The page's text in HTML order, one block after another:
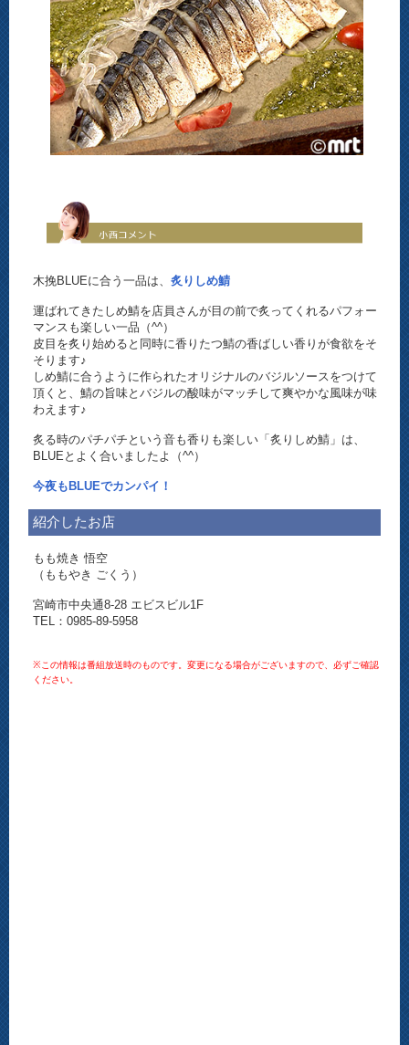
木挽BLUEに合う一品は、炙りしめ鯖
運ばれてきたしめ鯖を店員さんが目の前で炙ってくれるパフォー
マンスも楽しい一品（^^）
皮目を炙り始めると同時に香りたつ鯖の香ばしい香りが食欲をそ
そります♪
しめ鯖に合うように作られたオリジナルのバジルソースをつけて
頂くと、鯖の旨味とバジルの酸味がマッチして爽やかな風味が味
わえます♪
炙る時のパチパチという音も香りも楽しい「炙りしめ鯖」は、
BLUEとよく合いましたよ（^^）
今夜もBLUEでカンパイ！
紹介したお店
もも焼き 悟空
（ももやき ごくう）
宮崎市中央通8-28 エビスビル1F
TEL：0985-89-5958
※この情報は番組放送時のものです。変更になる場合がございますので、必ずご確認
ください。